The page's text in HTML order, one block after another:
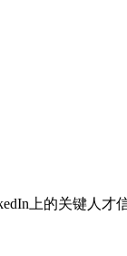
上的关键人才